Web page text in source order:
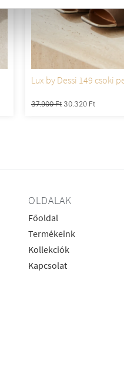
Lux by Dessi 149 csoki
37.900Ft 30.320 Ft
OLDALAK
Főoldal
Termékeink
Kollekciók
Kapcsolat